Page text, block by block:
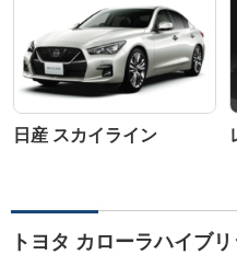
日産 スカイライン
トヨタ カローラハイブ